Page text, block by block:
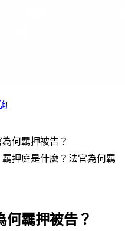
何羈押被告？
羈押庭是什麼？法官為何羈
何羈押被告？